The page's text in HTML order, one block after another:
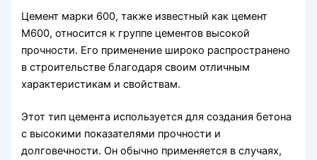
Цемент марки 600, также известный как цемент
М600, относится к группе цементов высокой
прочности. Его применение широко распространено
в строительстве благодаря своим отличным
характеристикам и свойствам.
Этот тип цемента используется для создания бетона
с высокими показателями прочности и
долговечности. Он обычно применяется в случаях,